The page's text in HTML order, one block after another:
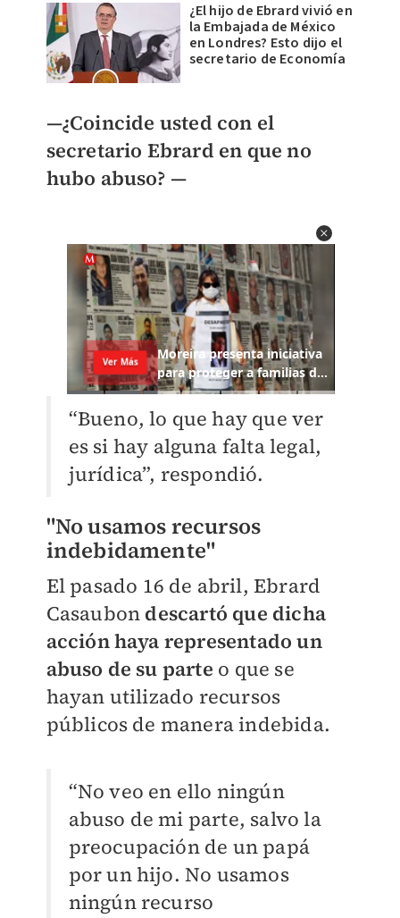
¿El hijo de Ebrard vivió en
la Embajada de México
en Londres? Esto dijo el
secretario de Economía
—¿Coincide usted con el
secretario Ebrard en que no
hubo abuso? —
“Bueno, lo que hay que ver
es si hay alguna falta legal,
jurídica”, respondió.
"No usamos recursos
indebidamente"
El pasado 16 de abril, Ebrard
Casaubon descartó que dicha
acción haya representado un
abuso de su parte o que se
hayan utilizado recursos
públicos de manera indebida.
“No veo en ello ningún
abuso de mi parte, salvo la
preocupación de un papá
por un hijo. No usamos
ningún recurso